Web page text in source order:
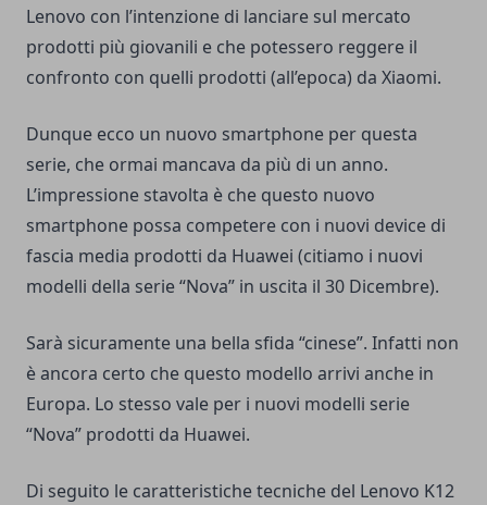
Lenovo con l’intenzione di lanciare sul mercato
prodotti più giovanili e che potessero reggere il
confronto con quelli prodotti (all’epoca) da Xiaomi.
Dunque ecco un nuovo smartphone per questa
serie, che ormai mancava da più di un anno.
L’impressione stavolta è che questo nuovo
smartphone possa competere con i nuovi device di
fascia media prodotti da Huawei (citiamo i nuovi
modelli della serie “Nova” in uscita il 30 Dicembre).
Sarà sicuramente una bella sfida “cinese”. Infatti non
è ancora certo che questo modello arrivi anche in
Europa. Lo stesso vale per i nuovi modelli serie
“Nova” prodotti da Huawei.
Di seguito le caratteristiche tecniche del Lenovo K12